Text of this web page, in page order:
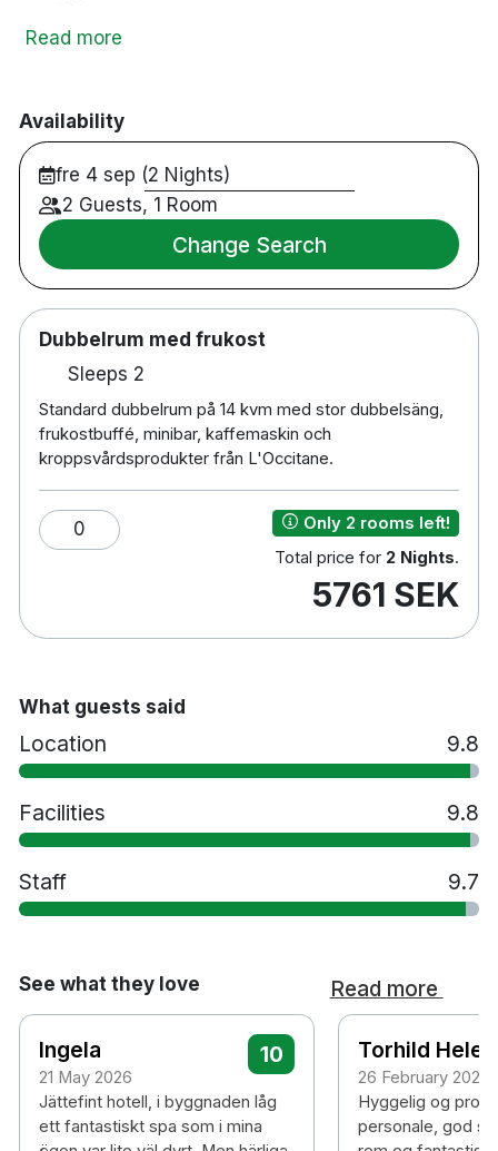
Badrum med dusch
Hårtork
Minibar
Strykjärn/strykbräda på begäran
Roomservice
2 st restauranger
Bar
Handikappsanpassade rum finns tillgängliga
Parkering mot en avgift
Rökfritt
Förhandsbokning krävs för spabehandlingar
40 minuters bilresa till Oslo flygplats, Gardemoern
1 minuts promenad till Nationaltheatret
15 minuters promenad till Akter brygga
Read more
Availability
fre 4 sep (2 Nights)
2 Guests, 1 Room
Change Search
Dubbelrum med frukost
Sleeps 2
Standard dubbelrum på 14 kvm med stor dubbelsäng,
frukostbuffé, minibar, kaffemaskin och
kroppsvårdsprodukter från L'Occitane.
0
Only 2 rooms left!
Total price for 2 Nights.
5761 SEK
What guests said
Location 9.8
Facilities 9.8
Staff 9.7
See what they love Read more
Ingela
21 May 2026
10
Jättefint hotell, i byggnaden låg
ett fantastiskt spa som i mina
Torhild
26 February 2025
Hyggelig og
personale, god